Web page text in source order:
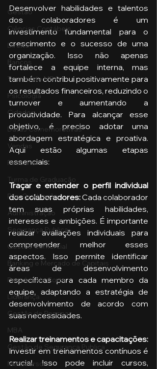
Gestão
Ciências Contábeis
Direito
Bancos
Turmas de MBA
Psicologia
Cidades
Datas Comemorativas
Vendas
Pecuária
Turma de Graduação
Pós-Graduação
Administração
Segurança Publica
Gestão Comercial
Banking e Mercado de Capitais
Pecuária de Corte
Liderança
Gestão de Pessoas
MBA
Gestão de Segurança Publica
Metaverso
Desenvolver habilidades e talentos
dos colaboradores é um
investimento fundamental para o
crescimento e o sucesso de uma
organização. Isso não apenas
fortalece a equipe interna, mas
também contribui positivamente para
os resultados financeiros, reduzindo o
turnover e aumentando a
produtividade. Para alcançar esse
objetivo, é preciso adotar uma
abordagem estratégica e proativa.
Aqui estão algumas etapas
essenciais:
Traçar e entender o perfil individual
dos colaboradores: Cada colaborador
tem suas próprias habilidades,
interesses e ambições. É importante
realizar avaliações individuais para
compreender melhor esses
aspectos. Isso permite identificar
áreas de desenvolvimento
específicas para cada membro da
equipe, adaptando a estratégia de
desenvolvimento de acordo com
suas necessidades.
Realizar treinamentos e capacitações:
Investir em treinamentos contínuos é
crucial. Isso pode incluir cursos,